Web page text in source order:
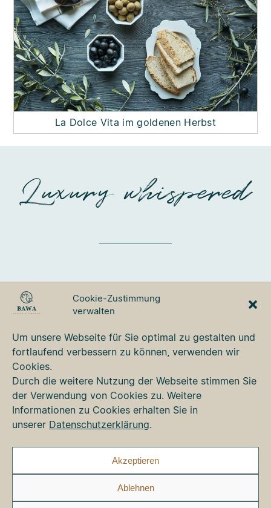
Cookie-Zustimmung
verwalten
Um unsere Webseite für Sie optimal zu gestalten und
fortlaufend verbessern zu können, verwenden wir
Cookies.
Durch die weitere Nutzung der Webseite stimmen Sie
der Verwendung von Cookies zu. Weitere
Informationen zu Cookies erhalten Sie in
unserer Datenschutzerklärung.
Akzeptieren
Ablehnen
La Dolce Vita im goldenen Herbst
Luxury whispered
GmbH
Tel. +49 8331 76 42 49
bawa@bawa.de
www.bawa.de
Kontakt
Newsletter
Datenschutz